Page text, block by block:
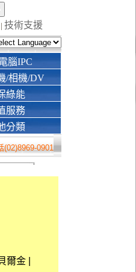
技術支援
腦IPC
/相機/DV
綠能
服務
分類
(02)8969-0901
爾金